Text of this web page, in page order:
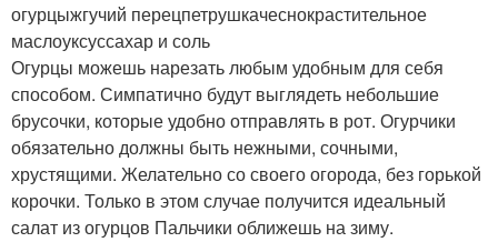
огурцыжгучий перецпетрушкачеснокрастительное
маслоуксуссахар и соль
Огурцы можешь нарезать любым удобным для себя
способом. Симпатично будут выглядеть небольшие
брусочки, которые удобно отправлять в рот. Огурчики
обязательно должны быть нежными, сочными,
хрустящими. Желательно со своего огорода, без горькой
корочки. Только в этом случае получится идеальный
салат из огурцов Пальчики оближешь на зиму.